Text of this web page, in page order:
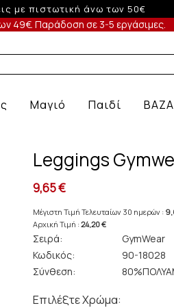
με πιστωτική άνω των 100€
49€. Παράδοση σε 3-5 εργάσιμες.
Μαγιό Παιδί
Leggings
9,65 €
Μέγιστη Τιμή Τελευταίων 30 ημερών :
Αρχική Τιμή :24,20 €
Σειρά:
GymWear
Κωδικός:
90-18028
Σύνθεση:
Επιλέξτε Χρώμα: